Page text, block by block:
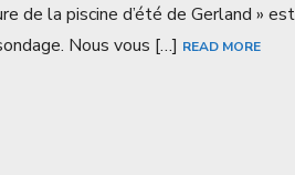
de la piscine d’été de Gerland »
Nous vous […] READ MORE